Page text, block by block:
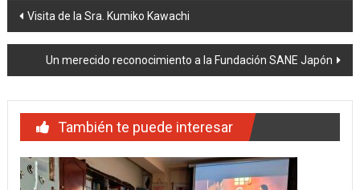
Navegación
de
entradas
Visita de la Sra. Kumiko Kawachi
Un merecido reconocimiento a la Fundación SANE Japón
También te puede interesar